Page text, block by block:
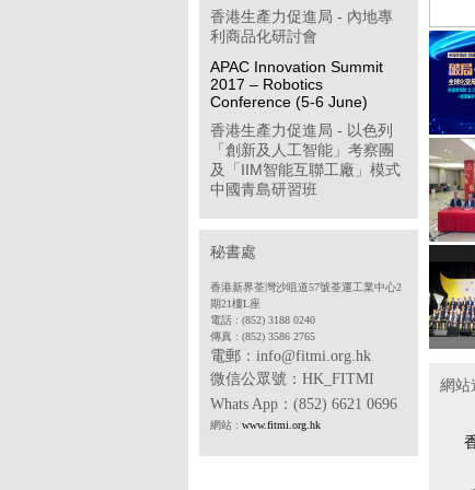
香港生產力促進局 - 內地專
利商品化研討會
APAC Innovation Summit
2017 – Robotics
Conference (5-6 June)
香港生產力促進局 - 以色列
「創新及人工智能」考察團
及「IIM智能互聯工廠」模式
中國青島研習班
「學習型企業獎」簡介會
第八屆「香港企業公民計
香港物聯網商會 - 透過多方
位推廣計劃開拓中國內地工
業物聯網市場(政府資助項目)
香港中華廠商聯合會 - 2017
年度「中小企貨運保險普及
計劃」
合作機構
秘書處
香港新界荃灣沙咀道57號荃運工業中心2
期21樓L座
電話 : (852) 3188 0240
傳真 : (852) 3586 2765
電郵：info@fitmi.org.hk
微信公眾號： HK_FITMI
Whats App ：(852) 6621 0696
網站 : www.fitmi.org.hk
網站